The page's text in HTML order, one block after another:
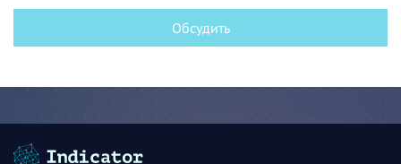
Обсудить